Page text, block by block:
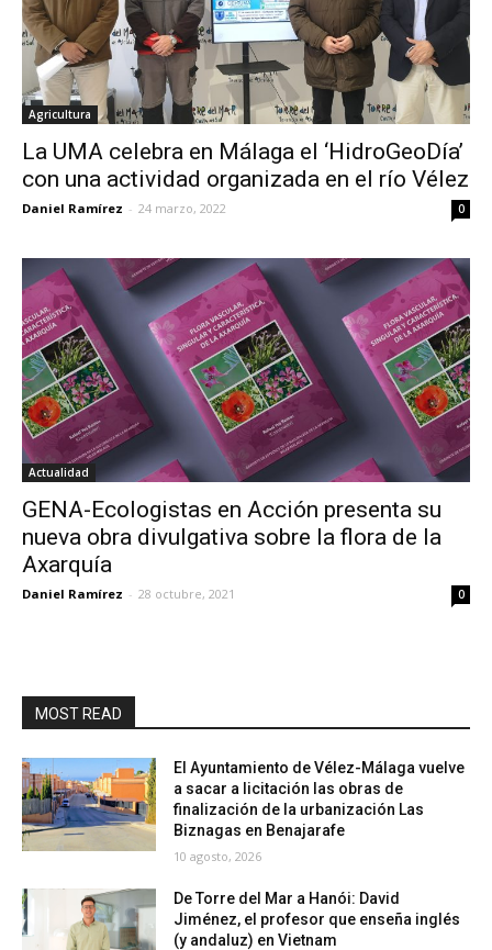
Agricultura
La UMA celebra en Málaga el ‘HidroGeoDía’
con una actividad organizada en el río Vélez
Daniel Ramírez - 24 marzo, 2022 0
Actualidad
GENA-Ecologistas en Acción presenta su
nueva obra divulgativa sobre la flora de la
Axarquía
Daniel Ramírez - 28 octubre, 2021 0
MOST READ
El Ayuntamiento de Vélez-Málaga vuelve
a sacar a licitación las obras de
finalización de la urbanización Las
Biznagas en Benajarafe
10 agosto, 2026
De Torre del Mar a Hanói: David
Jiménez, el profesor que enseña inglés
(y andaluz) en Vietnam